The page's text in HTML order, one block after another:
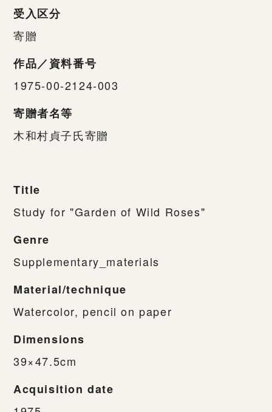
受入区分
寄贈
作品／資料番号
1975-00-2124-003
寄贈者名等
木和村貞子氏寄贈
Title
Study for "Garden of Wild Roses"
Genre
Supplementary_materials
Material/technique
Watercolor, pencil on paper
Dimensions
39×47.5cm
Acquisition date